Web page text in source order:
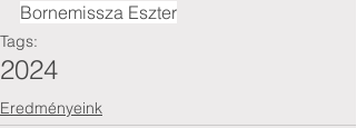
Bornemissza Eszter
Tags:
2024
Eredményeink